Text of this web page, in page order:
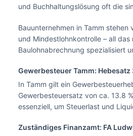
und Buchhaltungslösung oft die
Bauunternehmen in Tamm
und Mindestlohnkontrolle – all
Baulohnabrechnung spezialisiert
GewerbesteuerTamm: Hebesatz
In Tamm gilt ein
Gewerbesteuersatz von ca. 13.8
essenziell, um Steuerlast und
Zuständiges Finanzamt: FA